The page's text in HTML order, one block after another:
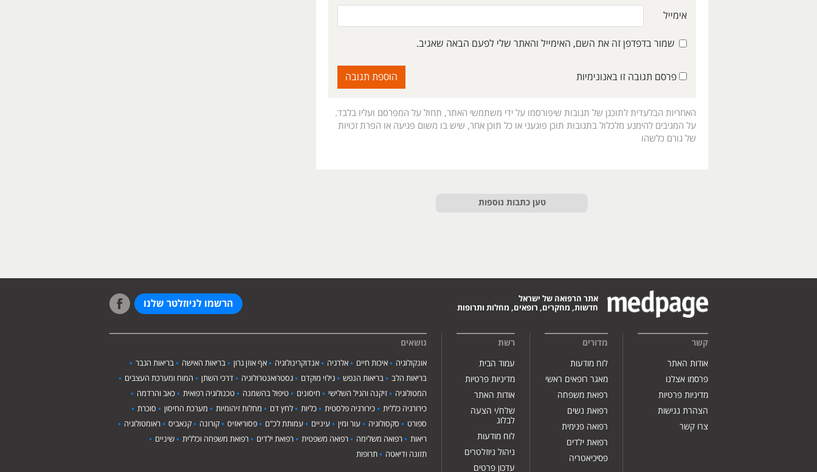
אימייל
שמור בדפדפן זה את השם, האימייל והאתר שלי לפעם הבאה שאגיב.
פרסם תגובה זו באנונימיות
האחריות הבלעדית לתוכנן של תגובות שיפורסמו על ידי משתמשי האתר, תחול על המפרסם ועליו בלבד.
על המגיבים להימנע מלכלול בתגובות תוכן פוגעני או כל תוכן אחר, שיש בו משום פגיעה או הפרת זכויות
של גורם כלשהו
טען כתבות נוספות
אתר הרפואה של ישראל
חדשות, מחקרים, רופאים, מחלות ותרופות
הרשמו לניוזלטר שלנו
קשר
אודות האתר
פרסמו אצלנו
מדיניות פרטיות
הצהרת נגישות
צרו קשר
מדורים
לוח מודעות
מאגר רופאים ראשי
רפואת משפחה
רפואת נשים
רפואה פנימית
רפואת ילדים
פסיכיאטריה
רשת
עמוד הבית
מדיניות פרטיות
אודות האתר
שלח/י הצעה
לבלוג
לוח מודעות
ניהול ניוזלטרים
עדכון פרטים
נושאים
אונקולוגיה איכות חיים אלרגיה אנדוקרינולוגיה אף אוזן גרון בריאות האישה
בריאות הגבר
בריאות הלב
בריאות הנפש גילוי מוקדם גסטרואנטרולוגיה דרכי השתן
המוח ומערכת העצבים
המטולוגיה
זיקנה והגיל השלישי חיסונים טיפול בהשמנה טכנולוגיה רפואית
כאב והרדמה
כירורגיה כללית
כירורגיה פלסטית כליות לחץ דם מחלות זיהומיות מערכת החיסון
סוכרת
ספורט
סקסולוגיה עור ומין עיניים עמותת לכ"ם פסוריאזיס קורונה קנאביס
ראומטולוגיה
ריאות
רפואה משלימה רפואה משפטית רפואת ילדים רפואת משפחה וכללית
שיניים
תזונה ודיאטה
תרופות